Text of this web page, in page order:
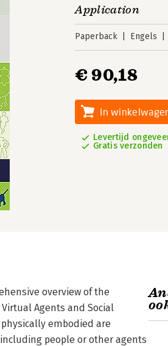
Application
Paperback Engels
€ 90,18
In
Levertijd
Gratis verzonden
overview of the
Agents and Social
embodied are
people or other agents